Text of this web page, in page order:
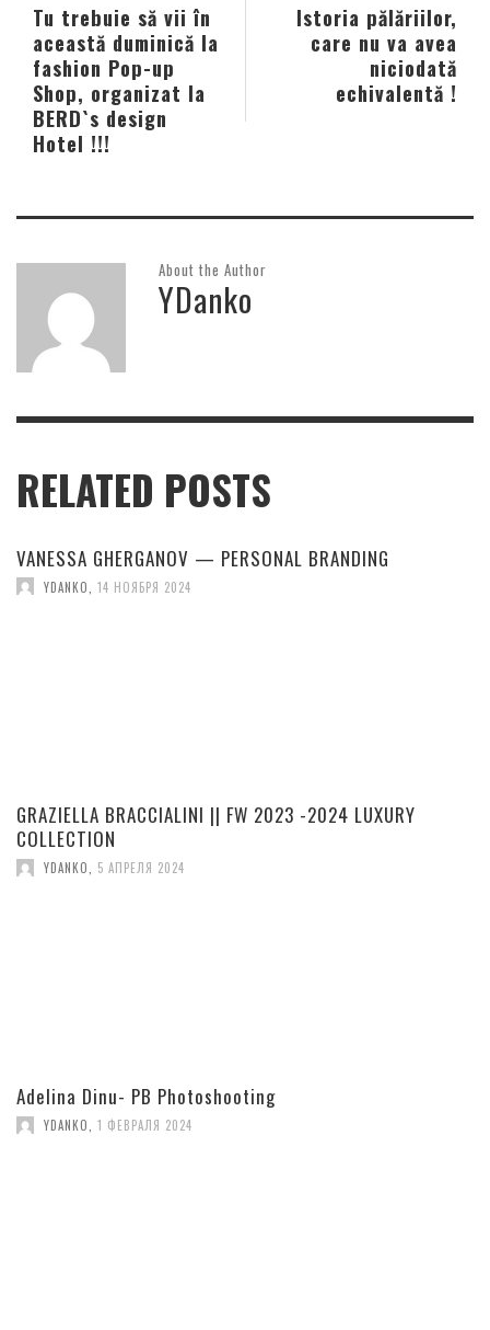
Istoria pălăriilor,
care nu va avea
niciodată
echivalentă !
Tu trebuie să vii în
această duminică la
fashion Pop-up
Shop, organizat la
BERD`s design
Hotel !!!
About the Author
YDanko
RELATED POSTS
VANESSA GHERGANOV — PERSONAL BRANDING
YDANKO 14 НОЯБРЯ 2024
GRAZIELLA BRACCIALINI || FW 2023 -2024 LUXURY
COLLECTION
YDANKO, 5 АПРЕЛЯ 2024
Adelina Dinu- PB Photoshooting
YDANKO 1 ФЕВРАЛЯ 2024